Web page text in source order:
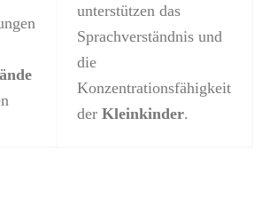
unterstützen das
Sprachverständnis und
die
Konzentrationsfähigkeit
der Kleinkinder.